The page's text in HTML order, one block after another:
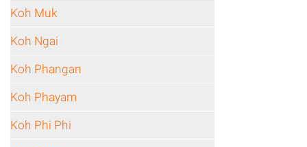
Koh Muk
Koh Ngai
Koh Phangan
Koh Phayam
Koh Phi Phi